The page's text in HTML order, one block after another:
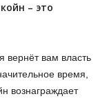
– это
вернёт вам власть
время,
вознаграждает